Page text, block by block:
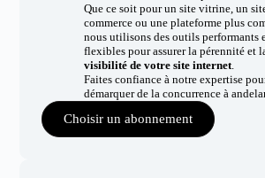
Que ce soit pour un site vitrine, un
commerce ou une plateforme plus
nous utilisons des outils performants
flexibles pour assurer la pérennité et
visibilité de votre site internet.
Faites confiance à notre expertise
démarquer de la concurrence à
Choisir un abonnement